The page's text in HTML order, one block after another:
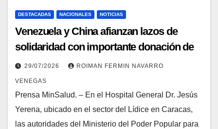
DESTACADAS NACIONALES NOTICIAS
Venezuela y China afianzan lazos de
solidaridad con importante donación de
insumos médicos para afectados por el
doblete sísmico
29/07/2026 ROIMAN FERMIN NAVARRO
VENEGAS
Prensa MinSalud. – En el Hospital General Dr. Jesús
Yerena, ubicado en el sector del Lídice en Caracas,
las autoridades del Ministerio del Poder Popular para